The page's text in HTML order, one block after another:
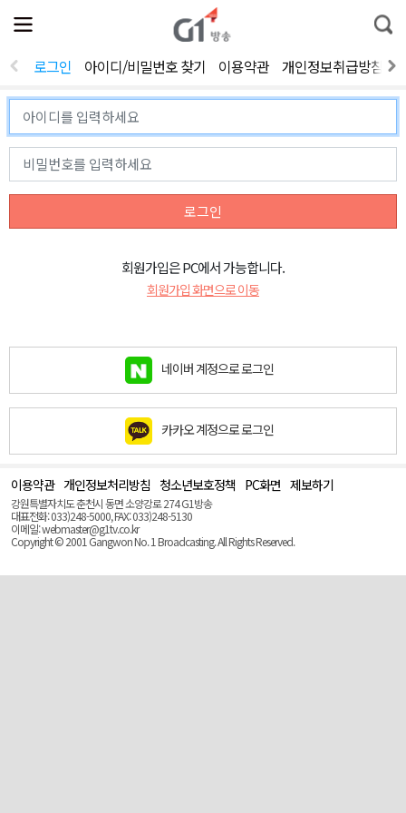
전
체
뉴
열
통
합
색
로그인 아이디/비밀번호 찾기 이용약관 개인정보취급방침
로그인
회원가입은 PC에서 가능합니다.
회원가입 화면으로 이동
네이버 계정으로 로그인
카카오 계정으로 로그인
이용약관 개인정보처리방침 청소년보호정책 PC화면 제보하기
강원특별자치도 춘천시 동면 소양강로 274 G1방송
대표전화: 033)248-5000, FAX: 033)248-5130
이메일: webmaster@g1tv.co.kr
Copyright © 2001 Gangwon No. 1 Broadcasting. All Rights Reserved.